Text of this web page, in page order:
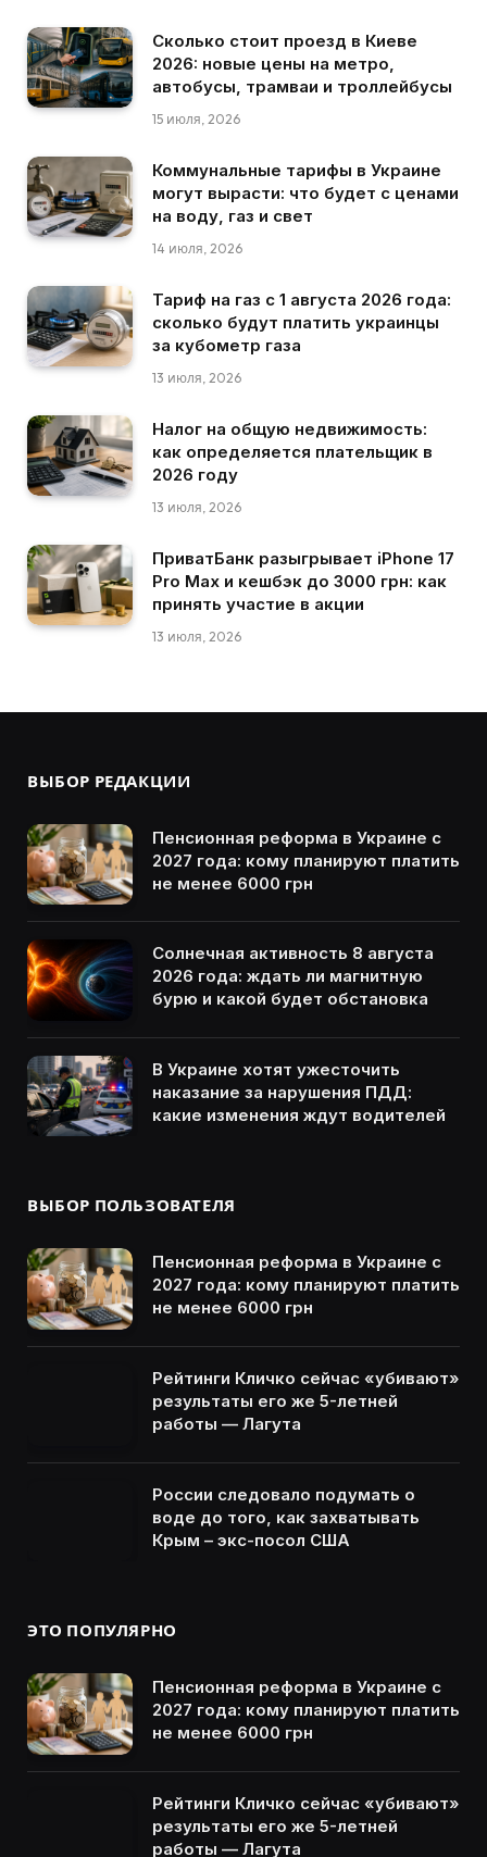
Сколько стоит проезд в Киеве
2026: новые цены на метро,
автобусы, трамваи и троллейбусы
15 июля, 2026
Коммунальные тарифы в Украине
могут вырасти: что будет с ценами
на воду, газ и свет
14 июля, 2026
Тариф на газ с 1 августа 2026 года:
сколько будут платить украинцы
за кубометр газа
13 июля, 2026
Налог на общую недвижимость:
как определяется плательщик в
2026 году
13 июля, 2026
ПриватБанк разыгрывает iPhone 17
Pro Max и кешбэк до 3000 грн: как
принять участие в акции
13 июля, 2026
ВЫБОР РЕДАКЦИИ
Пенсионная реформа в Украине с
2027 года: кому планируют платить
не менее 6000 грн
Солнечная активность 8 августа
2026 года: ждать ли магнитную
бурю и какой будет обстановка
В Украине хотят ужесточить
наказание за нарушения ПДД:
какие изменения ждут водителей
ВЫБОР ПОЛЬЗОВАТЕЛЯ
Пенсионная реформа в Украине с
2027 года: кому планируют платить
не менее 6000 грн
Рейтинги Кличко сейчас «убивают»
результаты его же 5-летней
работы — Лагута
России следовало подумать о
воде до того, как захватывать
Крым – экс-посол США
ЭТО ПОПУЛЯРНО
Пенсионная реформа в Украине с
2027 года: кому планируют платить
не менее 6000 грн
Рейтинги Кличко сейчас «убивают»
результаты его же 5-летней
работы — Лагута